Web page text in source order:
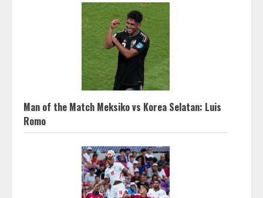
Man of the Match Meksiko vs Korea Selatan: Luis
Romo